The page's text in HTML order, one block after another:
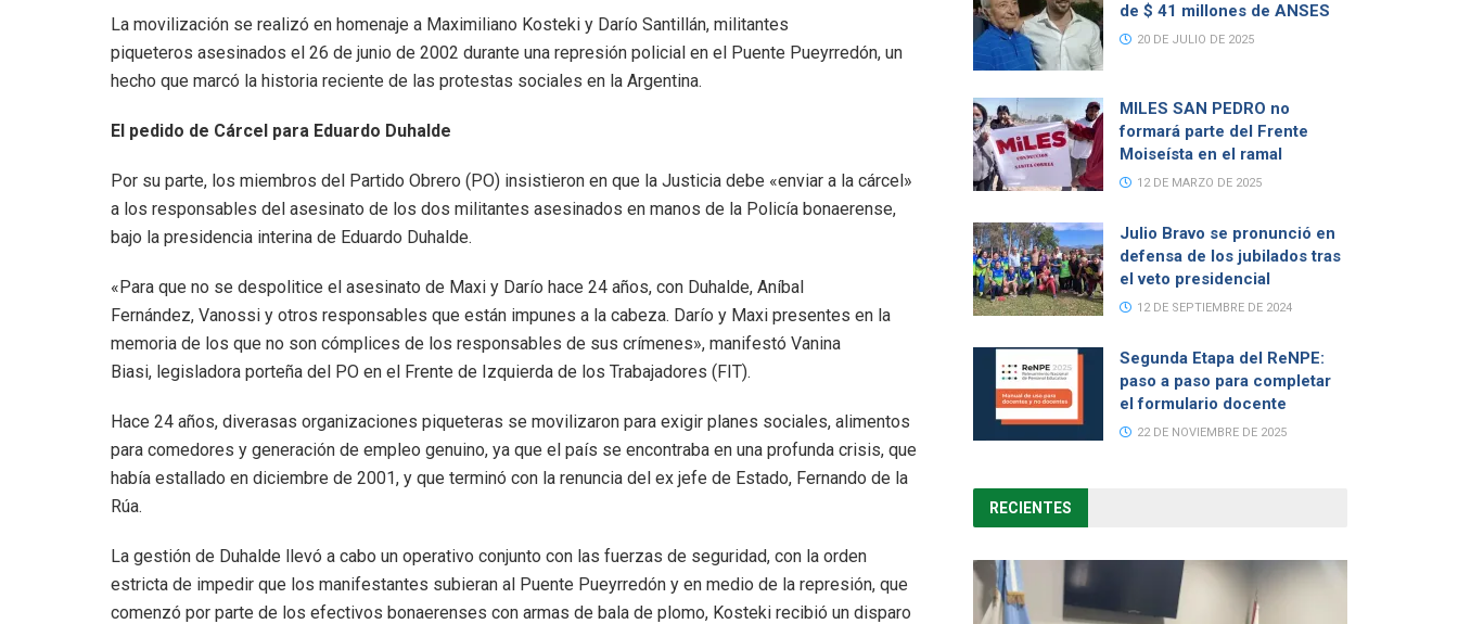
La movilización se realizó en homenaje a Maximiliano Kosteki y Darío Santillán, militantes
piqueteros asesinados el 26 de junio de 2002 durante una represión policial en el Puente Pueyrredón, un
hecho que marcó la historia reciente de las protestas sociales en la Argentina.
El pedido de Cárcel para Eduardo Duhalde
Por su parte, los miembros del Partido Obrero (PO) insistieron en que la Justicia debe «enviar a la cárcel»
a los responsables del asesinato de los dos militantes asesinados en manos de la Policía bonaerense,
bajo la presidencia interina de Eduardo Duhalde.
«Para que no se despolitice el asesinato de Maxi y Darío hace 24 años, con Duhalde, Aníbal
Fernández, Vanossi y otros responsables que están impunes a la cabeza. Darío y Maxi presentes en la
memoria de los que no son cómplices de los responsables de sus crímenes», manifestó Vanina
Biasi, legisladora porteña del PO en el Frente de Izquierda de los Trabajadores (FIT).
Hace 24 años, diverasas organizaciones piqueteras se movilizaron para exigir planes sociales, alimentos
para comedores y generación de empleo genuino, ya que el país se encontraba en una profunda crisis, que
había estallado en diciembre de 2001, y que terminó con la renuncia del ex jefe de Estado, Fernando de la
Rúa.
La gestión de Duhalde llevó a cabo un operativo conjunto con las fuerzas de seguridad, con la orden
estricta de impedir que los manifestantes subieran al Puente Pueyrredón y en medio de la represión, que
comenzó por parte de los efectivos bonaerenses con armas de bala de plomo, Kosteki recibió un disparo
de $ 41 millones de ANSES
20 DE JULIO DE 2025
MILES SAN PEDRO no
formará parte del Frente
Moiseísta en el ramal
12 DE MARZO DE 2025
Julio Bravo se pronunció en
defensa de los jubilados tras
el veto presidencial
12 DE SEPTIEMBRE DE 2024
Segunda Etapa del ReNPE:
paso a paso para completar
el formulario docente
22 DE NOVIEMBRE DE 2025
RECIENTES